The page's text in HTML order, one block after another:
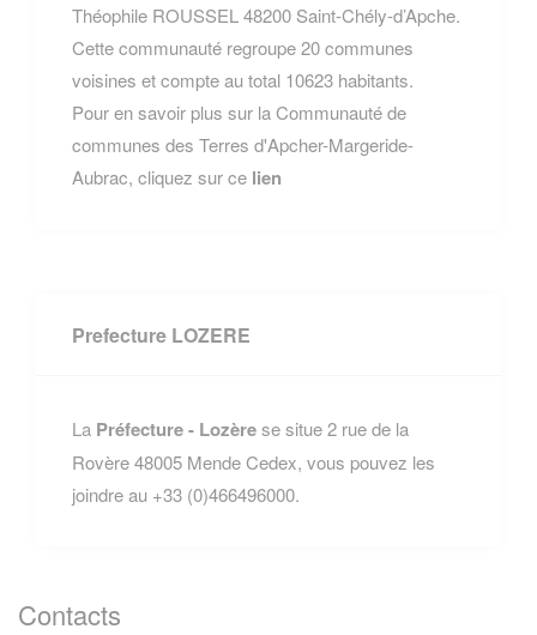
Théophile ROUSSEL 48200 Saint-Chély-d’Apche.
Cette communauté regroupe 20 communes
voisines et compte au total 10623 habitants.
Pour en savoir plus sur la Communauté de
communes des Terres d'Apcher-Margeride-
Aubrac, cliquez sur ce lien
Prefecture LOZERE
La Préfecture - Lozèrese situe 2 rue de la
Rovère 48005 Mende Cedex, vous pouvez les
joindre au +33 (0)466496000.
Contacts